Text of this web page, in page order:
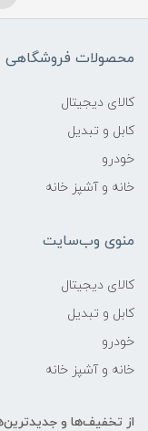
محصولات فروشگاهی
کالای دیجیتال
کابل و تبدیل
خودرو
خانه و آشپز خانه
منوی وب‌سایت
کالای دیجیتال
کابل و تبدیل
خودرو
خانه و آشپز خانه
از تخفیف‌ها و